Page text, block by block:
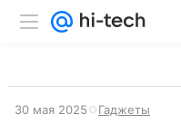
30 мая 2025 Гаджеты